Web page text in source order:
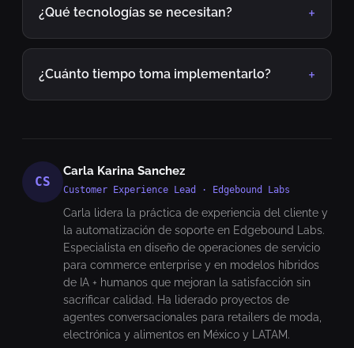
¿Qué tecnologías se necesitan?
¿Cuánto tiempo toma implementarlo?
CS
Carla Karina Sanchez
Customer Experience Lead · Edgebound Labs
Carla lidera la práctica de experiencia del cliente y
la automatización de soporte en Edgebound Labs.
Especialista en diseño de operaciones de servicio
para commerce enterprise y en modelos híbridos
de IA + humanos que mejoran la satisfacción sin
sacrificar calidad. Ha liderado proyectos de
agentes conversacionales para retailers de moda,
electrónica y alimentos en México y LATAM.